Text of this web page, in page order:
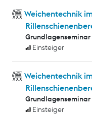
Weichentechnik
Grundlagenseminar
Einsteiger
Weichentechnik
Grundlagenseminar
Einsteiger